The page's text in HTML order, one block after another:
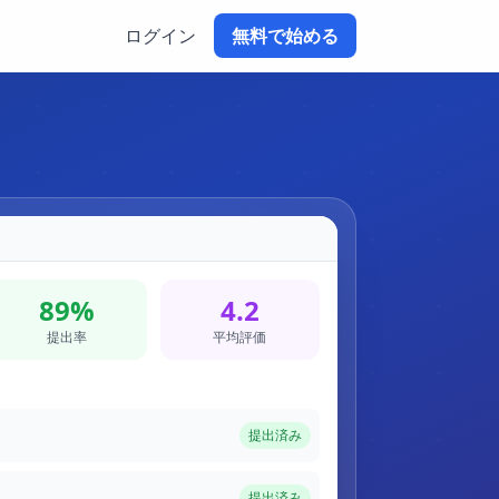
ログイン 無料で始める
89%
提出率
4.2
平均評価
提出済み